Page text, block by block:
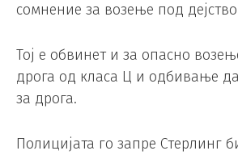
сомнение за возење под
Тој е обвинет и за опасно
дрога од класа Ц и одбивање
за дрога.
Полицијата го запре Стерлинг